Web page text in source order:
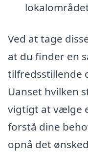
Ved at tage
at du finder en
tilfredsstillende
Uanset hvilken
vigtigt at vælge
forstå dine
opnå det